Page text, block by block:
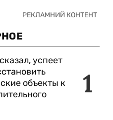
1
успеет
объекты к